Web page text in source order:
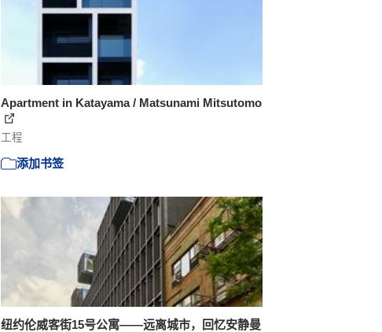
Apartment in Katayama / Matsunami Mitsutomo
工程
添加书签
纽约伦威客街15号公寓——远离城市，回忆安静曼